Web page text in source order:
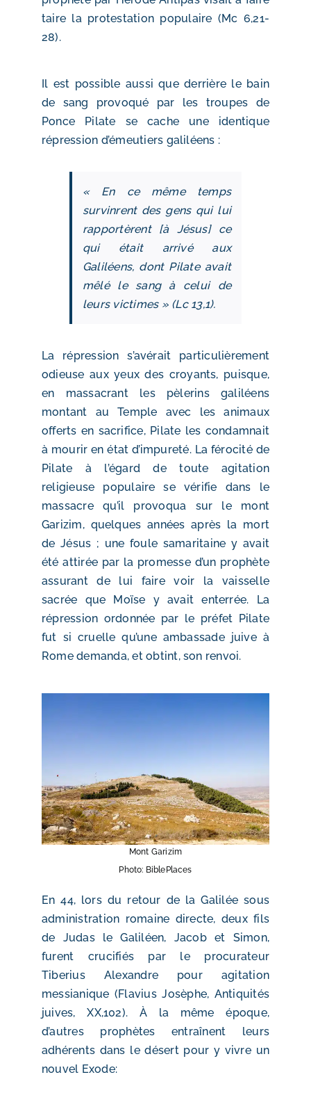
taire la protestation populaire (Mc 6,21-
28).
Il est possible aussi que derrière le bain
de sang provoqué par les troupes de
Ponce Pilate se cache une identique
répression d’émeutiers galiléens :
« En ce même temps
survinrent des gens qui lui
rapportèrent [à Jésus] ce
qui était arrivé aux
Galiléens, dont Pilate avait
mêlé le sang à celui de
leurs victimes » (Lc 13,1).
La répression s’avérait particulièrement
odieuse aux yeux des croyants, puisque,
en massacrant les pèlerins galiléens
montant au Temple avec les animaux
offerts en sacrifice, Pilate les condamnait
à mourir en état d’impureté. La férocité de
Pilate à l’égard de toute agitation
religieuse populaire se vérifie dans le
massacre qu’il provoqua sur le mont
Garizim, quelques années après la mort
de Jésus ; une foule samaritaine y avait
été attirée par la promesse d’un prophète
assurant de lui faire voir la vaisselle
sacrée que Moïse y avait enterrée. La
répression ordonnée par le préfet Pilate
fut si cruelle qu’une ambassade juive à
Rome demanda, et obtint, son renvoi.
Mont Garizim
Photo: BiblePlaces
En 44, lors du retour de la Galilée sous
administration romaine directe, deux fils
de Judas le Galiléen, Jacob et Simon,
furent crucifiés par le procurateur
Tiberius Alexandre pour agitation
messianique (Flavius Josèphe, Antiquités
juives, XX,102). À la même époque,
d’autres prophètes entraînent leurs
adhérents dans le désert pour y vivre un
nouvel Exode: